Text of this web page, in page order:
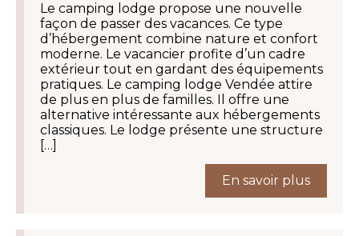
Le camping lodge propose une nouvelle
façon de passer des vacances. Ce type
d’hébergement combine nature et confort
moderne. Le vacancier profite d’un cadre
extérieur tout en gardant des équipements
pratiques. Le camping lodge Vendée attire
de plus en plus de familles. Il offre une
alternative intéressante aux hébergements
classiques. Le lodge présente une structure
[…]
En savoir plus